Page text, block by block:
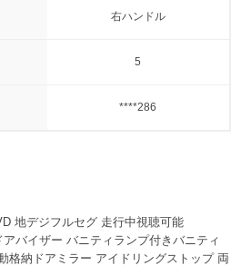
右ハンドル
5
****286
地デジフルセグ 走行中視聴可能
バイザー バニティランプ付きバニティ
格納ドアミラー アイドリングストップ 両